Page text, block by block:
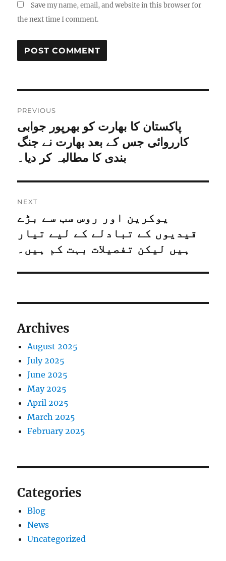
Save my name, email, and website in this browser for
the next time I comment.
PREVIOUS
پاکستان کا بھارت کو بھرپور جوابی
کارروائی جس کے بعد بھارت نے جنگ
بندی کا مطالبہ کر دیا۔
NEXT
یوکرین اور روس سب سے بڑے
قیدیوں کے تبادلے کے لیے تیار
ہیں لیکن تفصیلات بہت کم ہیں۔
Archives
August 2025
July 2025
June 2025
May 2025
April 2025
March 2025
February 2025
Categories
Blog
News
Uncategorized